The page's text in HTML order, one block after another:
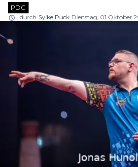
PDC
durch Sylke Puck Dienstag, 01 Oktober